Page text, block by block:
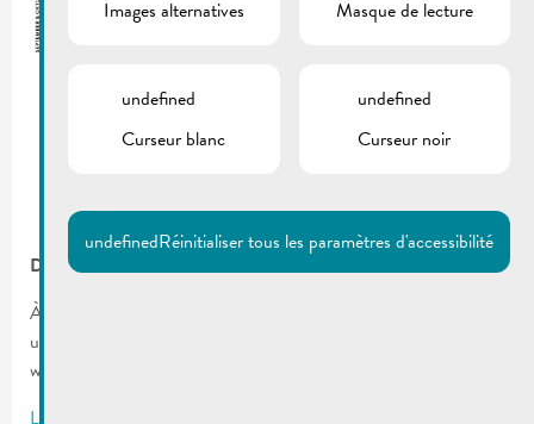
De Buet »septembre-octobre 2024 est en ligne !
À partir de 2023, notre bulletin communal « De Buet » est
uniquement disponible en ligne sur notre site web
www.remich.lu.
Images alternatives
Masque de lecture
undefined
Curseur blanc
undefined
Curseur noir
undefinedRéinitialiser tous les paramètres d'accessibilité